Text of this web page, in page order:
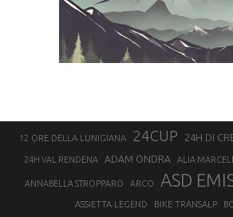
12 ORE DELLA LUNIGIANA 24CUP 24H DI
24H VAL RENDENA ADAM ONDRA ALIA
ANNABELLA STROPPARO ARCO ASD
ASSIETTA LEGEND BIKE TRANSALP